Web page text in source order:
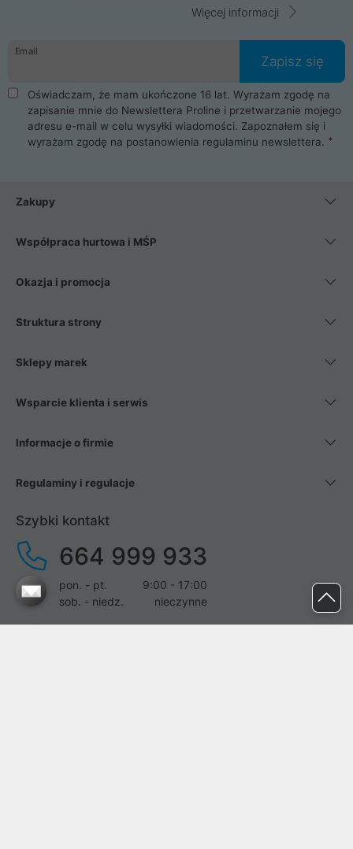
Więcej informacji
Email
Zapisz się
Oświadczam, że mam ukończone 16 lat. Wyrażam zgodę na
zapisanie mnie do Newslettera Proline i przetwarzanie mojego
adresu e-mail w celu wysyłki wiadomości. Zapoznałem się i
wyrażam zgodę na postanowienia regulaminu newslettera.
Zakupy
Współpraca hurtowa i MŚP
Okazja i promocja
Struktura strony
Sklepy marek
Wsparcie klienta i serwis
Informacje o firmie
Regulaminy i regulacje
Szybki kontakt
664 999 933
pon. - pt.
9:00 - 17:00
sob. - niedz.
nieczynne